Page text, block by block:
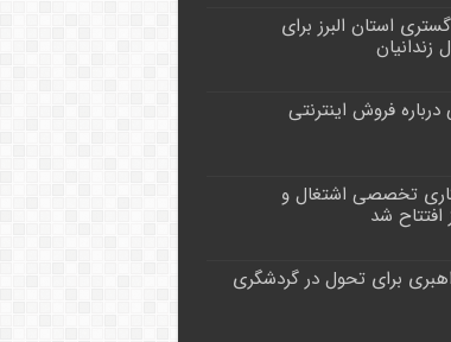
استان البرز برای
زندانیان
فروش اینترنتی
تخصصی اشتغال و
افتتاح شد
برای تحول در گردشگری